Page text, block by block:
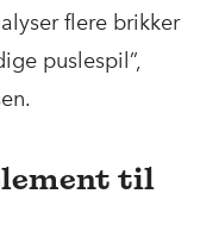
flere brikker
puslespil”,
til